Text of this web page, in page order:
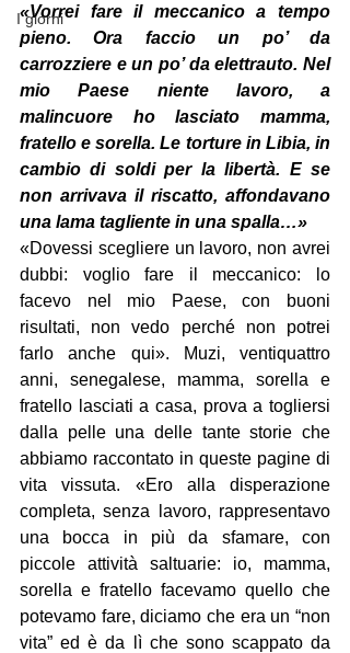
I giorni
«Vorrei fare il meccanico a tempo
pieno. Ora faccio un po’ da
carrozziere e un po’ da elettrauto. Nel
mio Paese niente lavoro, a
malincuore ho lasciato mamma,
fratello e sorella. Le torture in Libia, in
cambio di soldi per la libertà. E se
non arrivava il riscatto, affondavano
una lama tagliente in una spalla…»
«Dovessi scegliere un lavoro, non avrei
dubbi: voglio fare il meccanico: lo
facevo nel mio Paese, con buoni
risultati, non vedo perché non potrei
farlo anche qui». Muzi, ventiquattro
anni, senegalese, mamma, sorella e
fratello lasciati a casa, prova a togliersi
dalla pelle una delle tante storie che
abbiamo raccontato in queste pagine di
vita vissuta. «Ero alla disperazione
completa, senza lavoro, rappresentavo
una bocca in più da sfamare, con
piccole attività saltuarie: io, mamma,
sorella e fratello facevamo quello che
potevamo fare, diciamo che era un “non
vita” ed è da lì che sono scappato da